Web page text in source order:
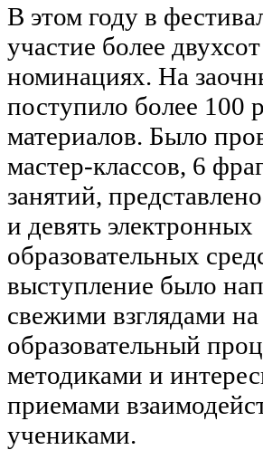
В этом году в
участие более
номинациях. На
поступило более 100
материалов. Было
мастер-классов, 6
занятий,
и девять электронных
образовательных
выступление было
свежими взглядами на
образовательный
методиками и
приемами
учениками.